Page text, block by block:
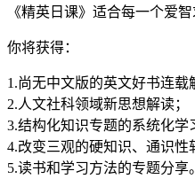
《精英日课》适合每一个爱智
你将获得：
1.尚无中文版的英文好书连载
2.人文社科领域新思想解读；
3.结构化知识专题的系统化学
4.改变三观的硬知识、通识性
5.读书和学习方法的专题分享。